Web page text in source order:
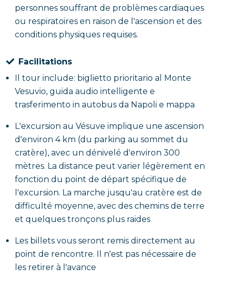
personnes souffrant de problèmes cardiaques
ou respiratoires en raison de l'ascension et des
conditions physiques requises.
Facilitations
Il tour include: biglietto prioritario al Monte
Vesuvio, guida audio intelligente e
trasferimento in autobus da Napoli e mappa
L'excursion au Vésuve implique une ascension
d'environ 4 km (du parking au sommet du
cratère), avec un dénivelé d'environ 300
mètres. La distance peut varier légèrement en
fonction du point de départ spécifique de
l'excursion. La marche jusqu'au cratère est de
difficulté moyenne, avec des chemins de terre
et quelques tronçons plus raides
Les billets vous seront remis directement au
point de rencontre. Il n'est pas nécessaire de
les retirer à l'avance